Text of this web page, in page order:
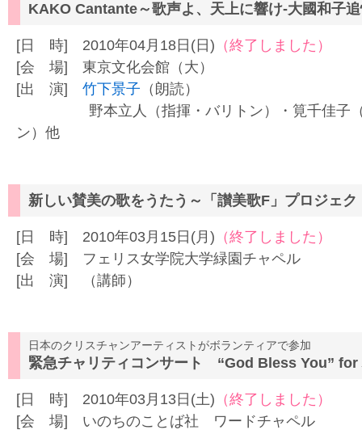
KAKO Cantante～歌声よ、天上に響け-大國和子
[日 時] 2010年04月18日(日) （終了しました）
[会 場] 東京文化会館（大）
[出 演] 竹下景子 （朗読）
野本立人（指揮・バリトン）・筧千佳子（
ン）他
新しい賛美の歌をうたう～「讃美歌F」プロジ
[日 時] 2010年03月15日(月) （終了しました）
[会 場] フェリス女学院大学緑園チャペル
[出 演] （講師）
日本のクリスチャンアーティストがボランティアで参加
緊急チャリティコンサート “God Bless You” for
[日 時] 2010年03月13日(土) （終了しました）
[会 場] いのちのことば社 ワードチャペル